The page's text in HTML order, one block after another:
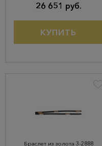
26 651 руб.
КУПИТЬ
Браслет из золота 3-2888